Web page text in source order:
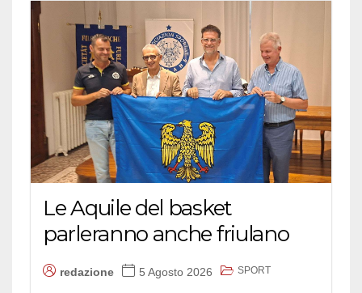
Le Aquile del basket
parleranno anche friulano
redazione 5 Agosto 2026 SPORT